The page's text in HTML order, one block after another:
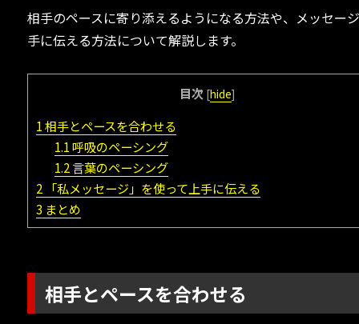
相手のペースに寄り添えるようになる方法や、メッセー
手に伝える方法について解説します。
目次 [hide]
1相手とペースを合わせる
1.1呼吸のペーシング
1.2言葉のペーシング
2 「私メッセージ」を使って上手に伝える
3 まとめ
相手とペースを合わせる